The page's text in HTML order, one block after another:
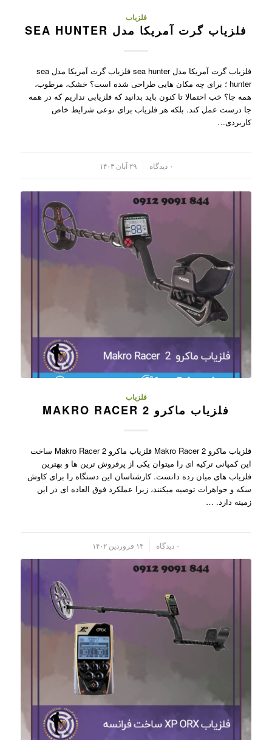
فلزیاب
فلزیاب گرت آمریکا مدل SEA HUNTER
فلزیاب گرت آمریکا مدل sea hunter فلزیاب گرت آمریکا مدل sea
hunter ؛ برای چه مکان هایی طراحی شده است؟ خشک، مرطوب،
همه جا؟ خب احتمالا تا کنون باید بدانید که فلزیابی نداریم که در همه
جا درست عمل کند. بلکه هر فلزیاب برای نوعی شرایط خاص
کاربردی…
۰ دیدگاه ۲۹ آبان ۱۴۰۳
فلزیاب
فلزیاب ماکرو MAKRO RACER 2
فلزیاب ماکرو Makro Racer 2 فلزیاب ماکرو Makro Racer 2 ساخت
این کمپانی ترکیه ای را میتوان یکی از پرفروش ترین ها و بهترین
فلزیاب های میان رده دانست. کارشناسان این دستگاه را برای کاوش
سکه و جواهرات توصیه میکنند، زیرا عملکرد فوق العاده ای در این
زمینه دارد. …
۰ دیدگاه ۱۴ فروردین ۱۴۰۲